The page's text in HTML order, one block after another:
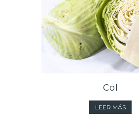
Col
LEER MÁS